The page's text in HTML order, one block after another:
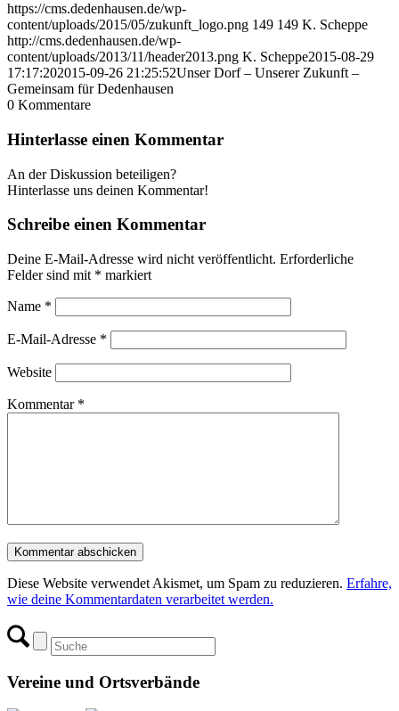
https://cms.dedenhausen.de/wp-
content/uploads/2015/05/zukunft_logo.png 149 149 K. Scheppe
http://cms.dedenhausen.de/wp-
content/uploads/2013/11/header2013.png K. Scheppe2015-08-29
17:17:202015-09-26 21:25:52Unser Dorf – Unserer Zukunft –
Gemeinsam für Dedenhausen
0 Kommentare
Hinterlasse einen Kommentar
An der Diskussion beteiligen?
Hinterlasse uns deinen Kommentar!
Schreibe einen Kommentar
Deine E-Mail-Adresse wird nicht veröffentlicht. Erforderliche
Felder sind mit * markiert
Name *
E-Mail-Adresse *
Website
Kommentar *
Diese Website verwendet Akismet, um Spam zu reduzieren. Erfahre,
wie deine Kommentardaten verarbeitet werden.
Vereine und Ortsverbände